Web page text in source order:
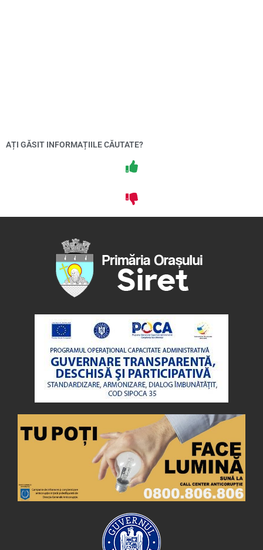
AȚI GĂSIT INFORMAȚIILE CĂUTATE?